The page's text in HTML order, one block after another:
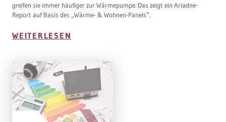
greifen sie immer häufiger zur Wärmepumpe. Das zeigt ein Ariadne-
Report auf Basis des „Wärme- & Wohnen-Panels“.
WEITERLESEN